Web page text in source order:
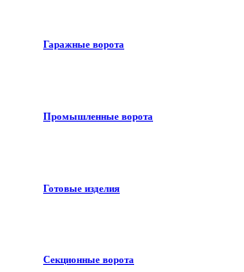
Гаражные ворота
Промышленные ворота
Готовые изделия
Секционные ворота